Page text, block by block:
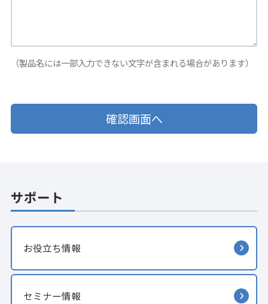
（製品名には一部入力できない文字が含まれる場合があります）
サポート
お役立ち情報
セミナー情報